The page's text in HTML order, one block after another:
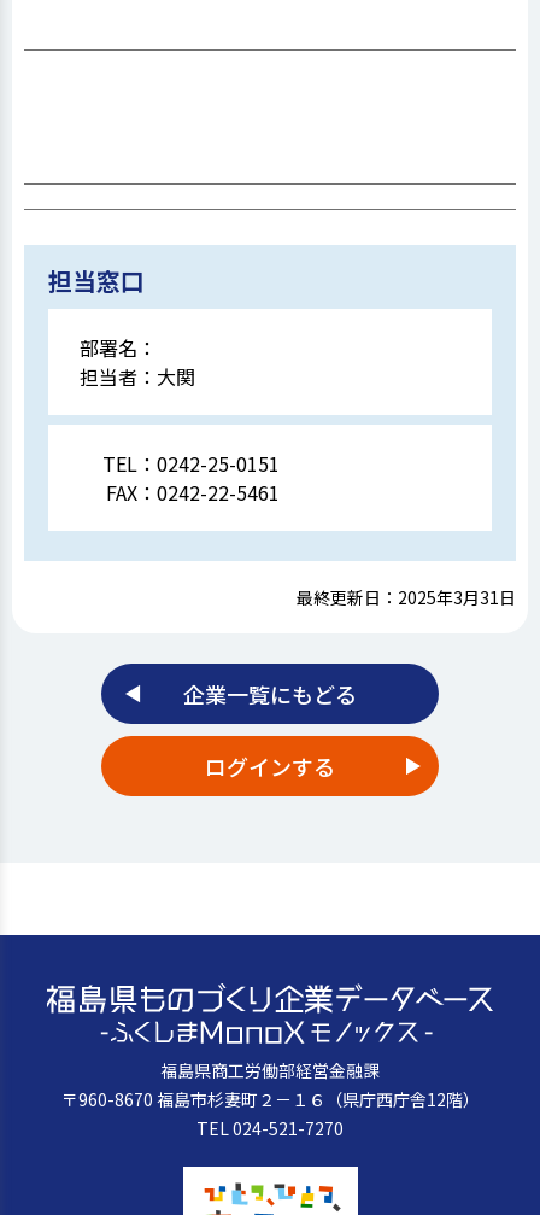
担当窓口
部署名：
担当者： 大関
TEL： 0242-25-0151
FAX： 0242-22-5461
最終更新日：2025年3月31日
企業一覧にもどる
ログインする
福島県商工労働部経営金融課
〒960-8670 福島市杉妻町２－１６（県庁西庁舎12階）
TEL 024-521-7270